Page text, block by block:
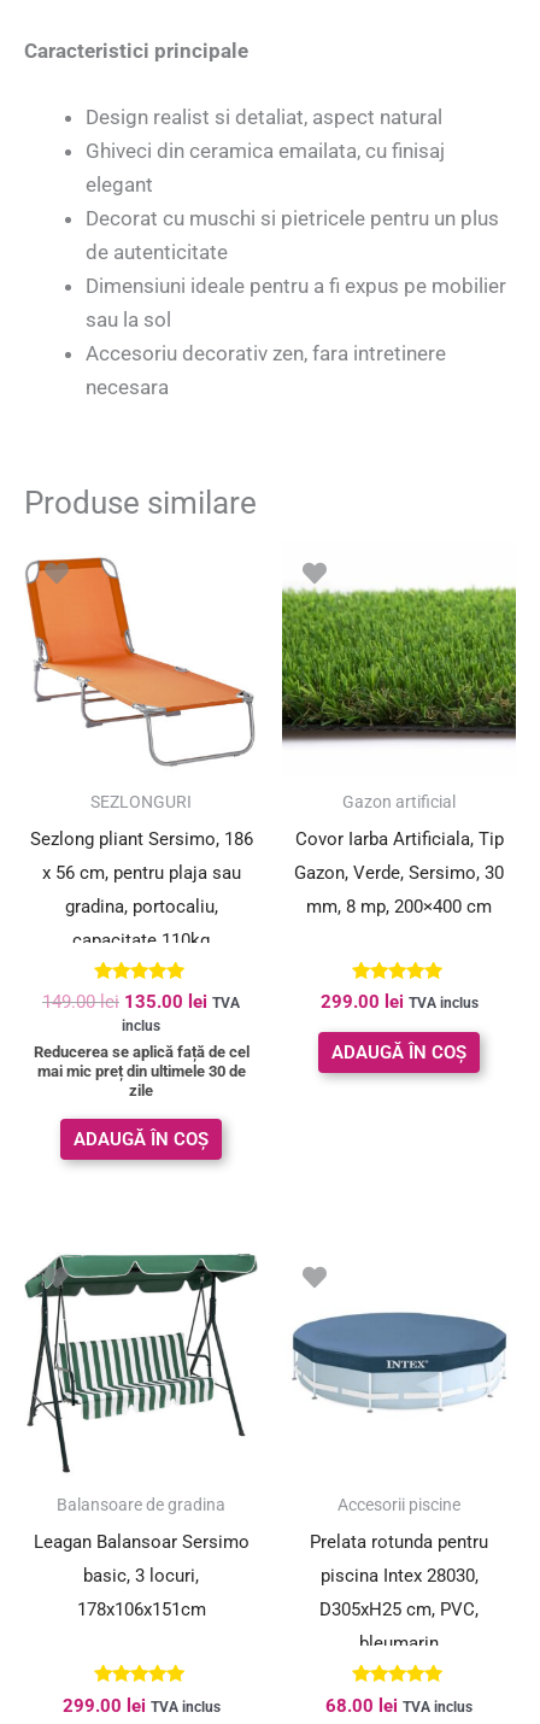
Caracteristici principale
Design realist si detaliat, aspect natural
Ghiveci din ceramica emailata, cu finisaj
elegant
Decorat cu muschi si pietricele pentru un plus
de autenticitate
Dimensiuni ideale pentru a fi expus pe mobilier
sau la sol
Accesoriu decorativ zen, fara intretinere
necesara
Produse similare
SEZLONGURI
Sezlong pliant Sersimo, 186
x 56 cm, pentru plaja sau
gradina, portocaliu,
capacitate 110kg
Evaluat la
4.91
din 5
149.00lei
a
fost:
149.00 lei.
135.00 lei
135.00 lei.
TVA
inclus
Reducerea se aplică față de cel
mai mic preț din ultimele 30 de
zile
ADAUGĂ ÎN COȘ
Gazon artificial
Covor Iarba Artificiala, Tip
Gazon, Verde, Sersimo, 30
mm, 8 mp, 200×400 cm
Evaluat la
5.00
din 5
299.00 lei TVA inclus
ADAUGĂ ÎN COȘ
Balansoare de gradina
Leagan Balansoar Sersimo
basic, 3 locuri,
178x106x151cm
Evaluat la
4.90
299.00 lei TVA inclus
Accesorii piscine
Prelata rotunda pentru
piscina Intex 28030,
D305xH25 cm, PVC,
bleumarin
Evaluat la
5.00
68.00 lei TVA inclus